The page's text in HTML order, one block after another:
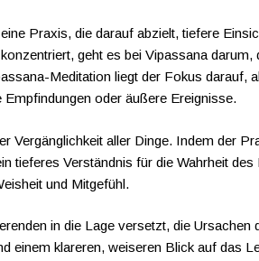
Praxis, die darauf abzielt, tiefere
geht es bei Vipassana
Meditation liegt der Fokus darauf,
oder äußere Ereignisse.
Vergänglichkeit aller Dinge. Indem der
tieferes Verständnis für die Wahrheit
und Mitgefühl.
in die Lage versetzt, die
einem klareren, weiseren Blick auf das